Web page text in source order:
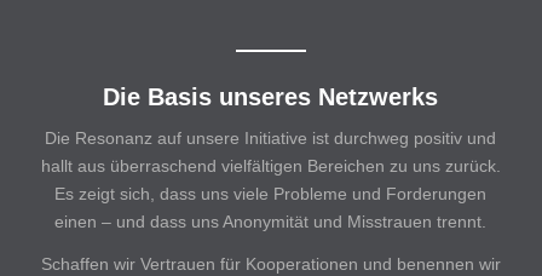
Die Basis unseres Netzwerks
Die Resonanz auf unsere Initiative ist durchweg positiv und
hallt aus überraschend vielfältigen Bereichen zu uns zurück.
Es zeigt sich, dass uns viele Probleme und Forderungen
einen – und dass uns Anonymität und Misstrauen trennt.
Schaffen wir Vertrauen für Kooperationen und benennen wir